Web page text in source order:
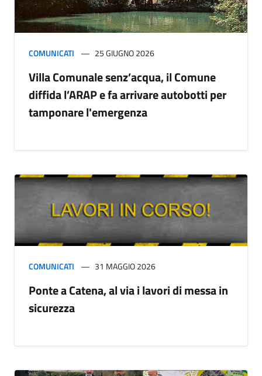
COMUNICATI 25 GIUGNO 2026
Villa Comunale senz’acqua, il Comune
diffida l’ARAP e fa arrivare autobotti per
tamponare l'emergenza
COMUNICATI 31 MAGGIO 2026
Ponte a Catena, al via i lavori di messa in
sicurezza